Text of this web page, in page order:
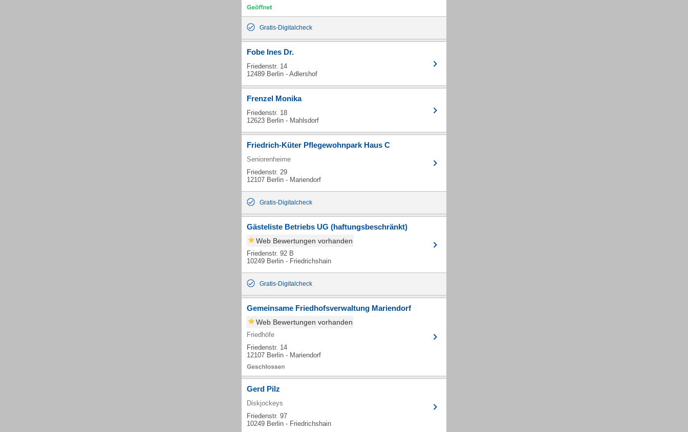
Gratis-Digitalcheck
Fobe Ines Dr.
Friedenstr. 14
12489 Berlin - Adlershof
Frenzel Monika
Friedenstr. 18
12623 Berlin - Mahlsdorf
Friedrich-Küter Pflegewohnpark Haus C
Seniorenheime
Friedenstr. 29
12107 Berlin - Mariendorf
Gratis-Digitalcheck
Gästeliste Betriebs UG (haftungsbeschränkt)
Web Bewertungen vorhanden
Friedenstr. 92 B
10249 Berlin - Friedrichshain
Gratis-Digitalcheck
Gemeinsame Friedhofsverwaltung Mariendorf
Web Bewertungen vorhanden
Friedhöfe
Friedenstr. 14
12107 Berlin - Mariendorf
Gerd Pilz
Diskjockeys
Friedenstr. 97
10249 Berlin - Friedrichshain